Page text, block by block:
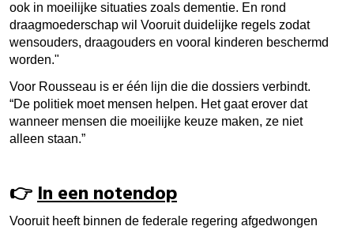
ook in moeilijke situaties zoals dementie. En rond
draagmoederschap wil Vooruit duidelijke regels zodat
wensouders, draagouders en vooral kinderen beschermd
worden."
Voor Rousseau is er één lijn die die dossiers verbindt.
“De politiek moet mensen helpen. Het gaat erover dat
wanneer mensen die moeilijke keuze maken, ze niet
alleen staan.”
👉In een notendop
Vooruit heeft binnen de federale regering afgedwongen